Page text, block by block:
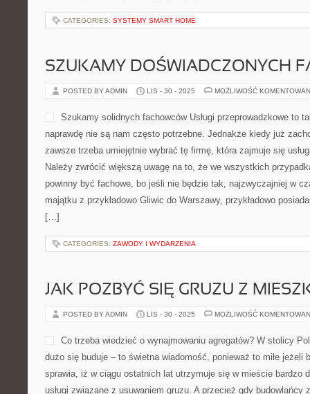
CATEGORIES: SYSTEMY SMART HOME
SZUKAMY DOŚWIADCZONYCH
POSTED BY ADMIN LIS - 30 - 2025 MOŻLIWOŚĆ
Szukamy solidnych fachowców Usługi przeprowadzkowe to
naprawdę nie są nam często potrzebne. Jednakże kiedy już
zawsze trzeba umiejętnie wybrać tę firmę, która zajmuje się
Należy zwrócić większą uwagę na to, że we wszystkich
powinny być fachowe, bo jeśli nie będzie tak, najzwyczajniej w
majątku z przykładowo Gliwic do Warszawy, przykładowo
[…]
CATEGORIES: ZAWODY I WYDARZENIA
JAK POZBYĆ SIĘ GRUZU Z
POSTED BY ADMIN LIS - 30 - 2025 MOŻLIWOŚĆ
Co trzeba wiedzieć o wynajmowaniu agregatów? W stolicy
dużo się buduje – to świetna wiadomość, ponieważ to miłe jeżeli
sprawia, iż w ciągu ostatnich lat utrzymuje się w mieście bardzo
usługi związane z usuwaniem gruzu. A przecież gdy budowlańcy